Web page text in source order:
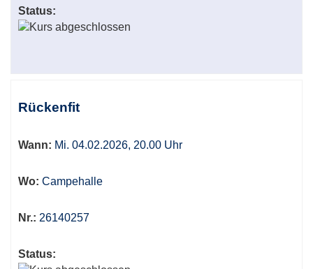
Status:
Rückenfit
Wann: Mi. 04.02.2026, 20.00 Uhr
Wo: Campehalle
Nr.: 26140257
Status: